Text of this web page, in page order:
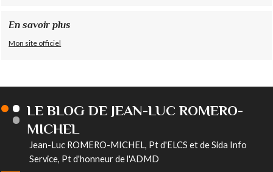
En savoir plus
Mon site officiel
LE BLOG DE JEAN-LUC ROMERO-
MICHEL
Jean-Luc ROMERO-MICHEL, Pt d'ELCS et de Sida Info
Service, Pt d'honneur de l'ADMD